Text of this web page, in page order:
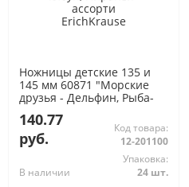
Ножницы детские 135 и
145 мм 60871 "Морские
друзья - Дельфин, Рыба-
ErichKrause
140.77
руб.
Код товара:
12-201100
В наличии
Упаковка:
24 шт.